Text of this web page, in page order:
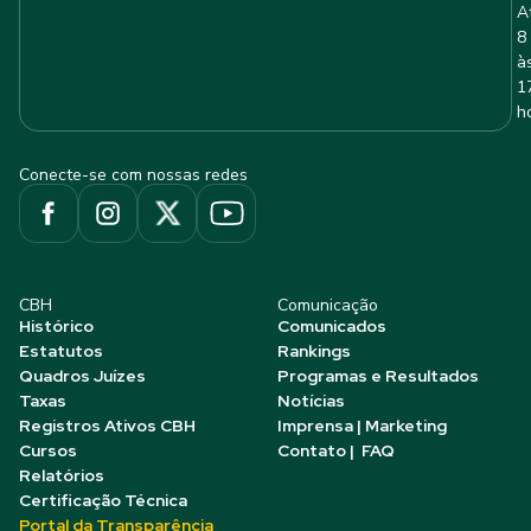
8
Conecte-se com nossas redes
CBH
Histórico
Estatutos
Quadros Juízes
Taxas
Registros Ativos CBH
Cursos
Relatórios
Certificação Técnica
Portal da Transparência
Comunicação
Comunicados
Rankings
Programas e Resultados
Notícias
Imprensa | Marketing
Contato | FAQ